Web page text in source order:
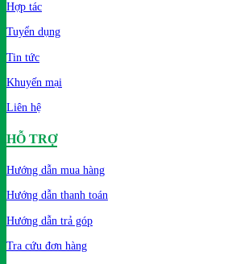
Hợp tác
Tuyển dụng
Tin tức
Khuyến mại
Liên hệ
HỖ TRỢ
Hướng dẫn mua hàng
Hướng dẫn thanh toán
Hướng dẫn trả góp
Tra cứu đơn hàng